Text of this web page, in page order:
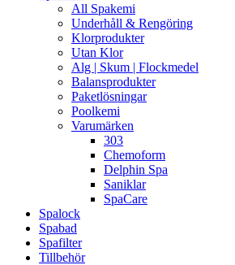
All Spakemi
Underhåll & Rengöring
Klorprodukter
Utan Klor
Alg | Skum | Flockmedel
Balansprodukter
Paketlösningar
Poolkemi
Varumärken
303
Chemoform
Delphin Spa
Saniklar
SpaCare
Spalock
Spabad
Spafilter
Tillbehör